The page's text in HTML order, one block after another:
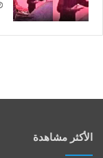
الأكثر مشاهدة